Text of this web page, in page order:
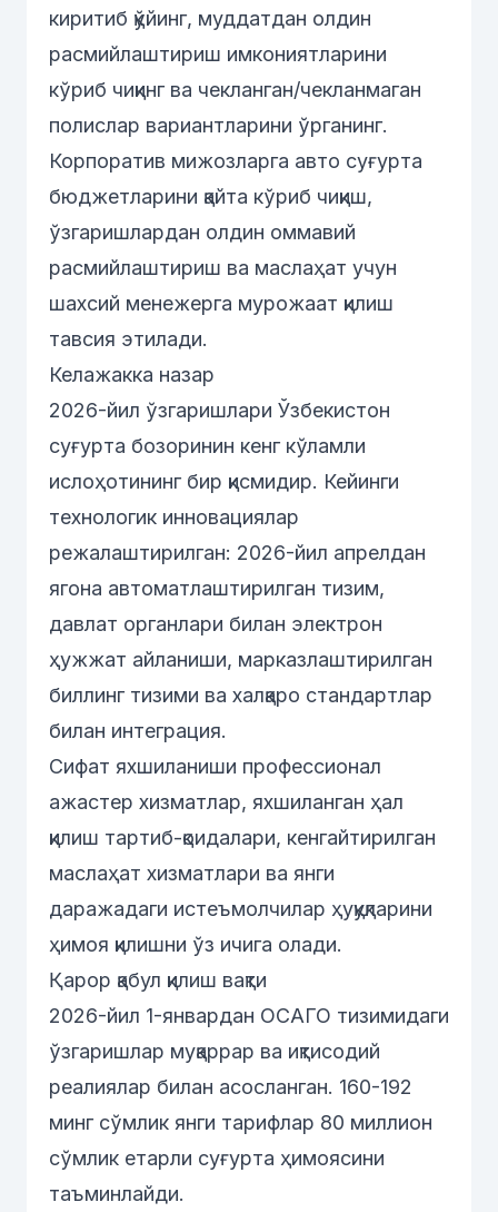
киритиб қўйинг, муддатдан олдин
расмийлаштириш имкониятларини
кўриб чиқинг ва чекланган/чекланмаган
полислар вариантларини ўрганинг.
Корпоратив мижозларга авто суғурта
бюджетларини қайта кўриб чиқиш,
ўзгаришлардан олдин оммавий
расмийлаштириш ва маслаҳат учун
шахсий менежерга мурожаат қилиш
тавсия этилади.
Келажакка назар
2026-йил ўзгаришлари Ўзбекистон
суғурта бозоринин кенг кўламли
ислоҳотининг бир қисмидир. Кейинги
технологик инновациялар
режалаштирилган: 2026-йил апрелдан
ягона автоматлаштирилган тизим,
давлат органлари билан электрон
ҳужжат айланиши, марказлаштирилган
биллинг тизими ва халқаро стандартлар
билан интеграция.
Сифат яхшиланиши профессионал
ажастер хизматлар, яхшиланган ҳал
қилиш тартиб-қоидалари, кенгайтирилган
маслаҳат хизматлари ва янги
даражадаги истеъмолчилар ҳуқуқларини
ҳимоя қилишни ўз ичига олади.
Қарор қабул қилиш вақти
2026-йил 1-январдан ОСАГО тизимидаги
ўзгаришлар муқаррар ва иқтисодий
реалиялар билан асосланган. 160-192
минг сўмлик янги тарифлар 80 миллион
сўмлик етарли суғурта ҳимоясини
таъминлайди.